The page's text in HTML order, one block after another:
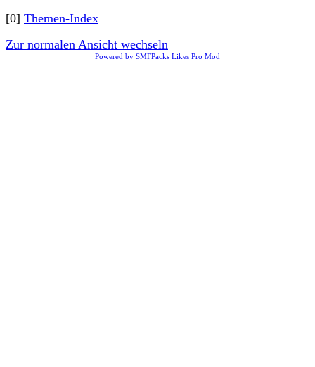
[0] Themen-Index
Zur normalen Ansicht wechseln
Powered by SMFPacks Likes Pro Mod